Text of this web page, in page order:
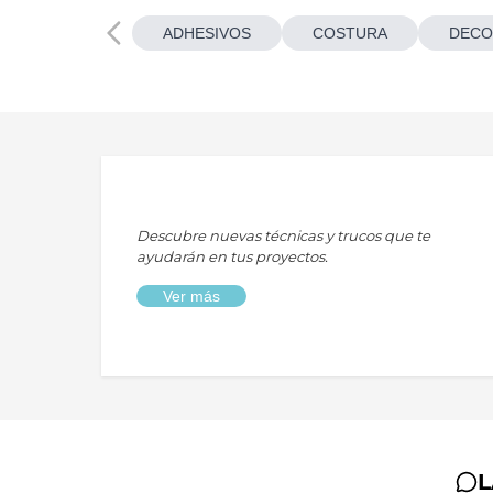
ADHESIVOS COSTURA
Descubre nuevas técnicas y trucos que te
ayudarán en tus proyectos.
Ver más